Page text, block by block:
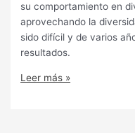
su comportamiento en
aprovechando la
sido difícil y de varios
resultados.
Leer más »